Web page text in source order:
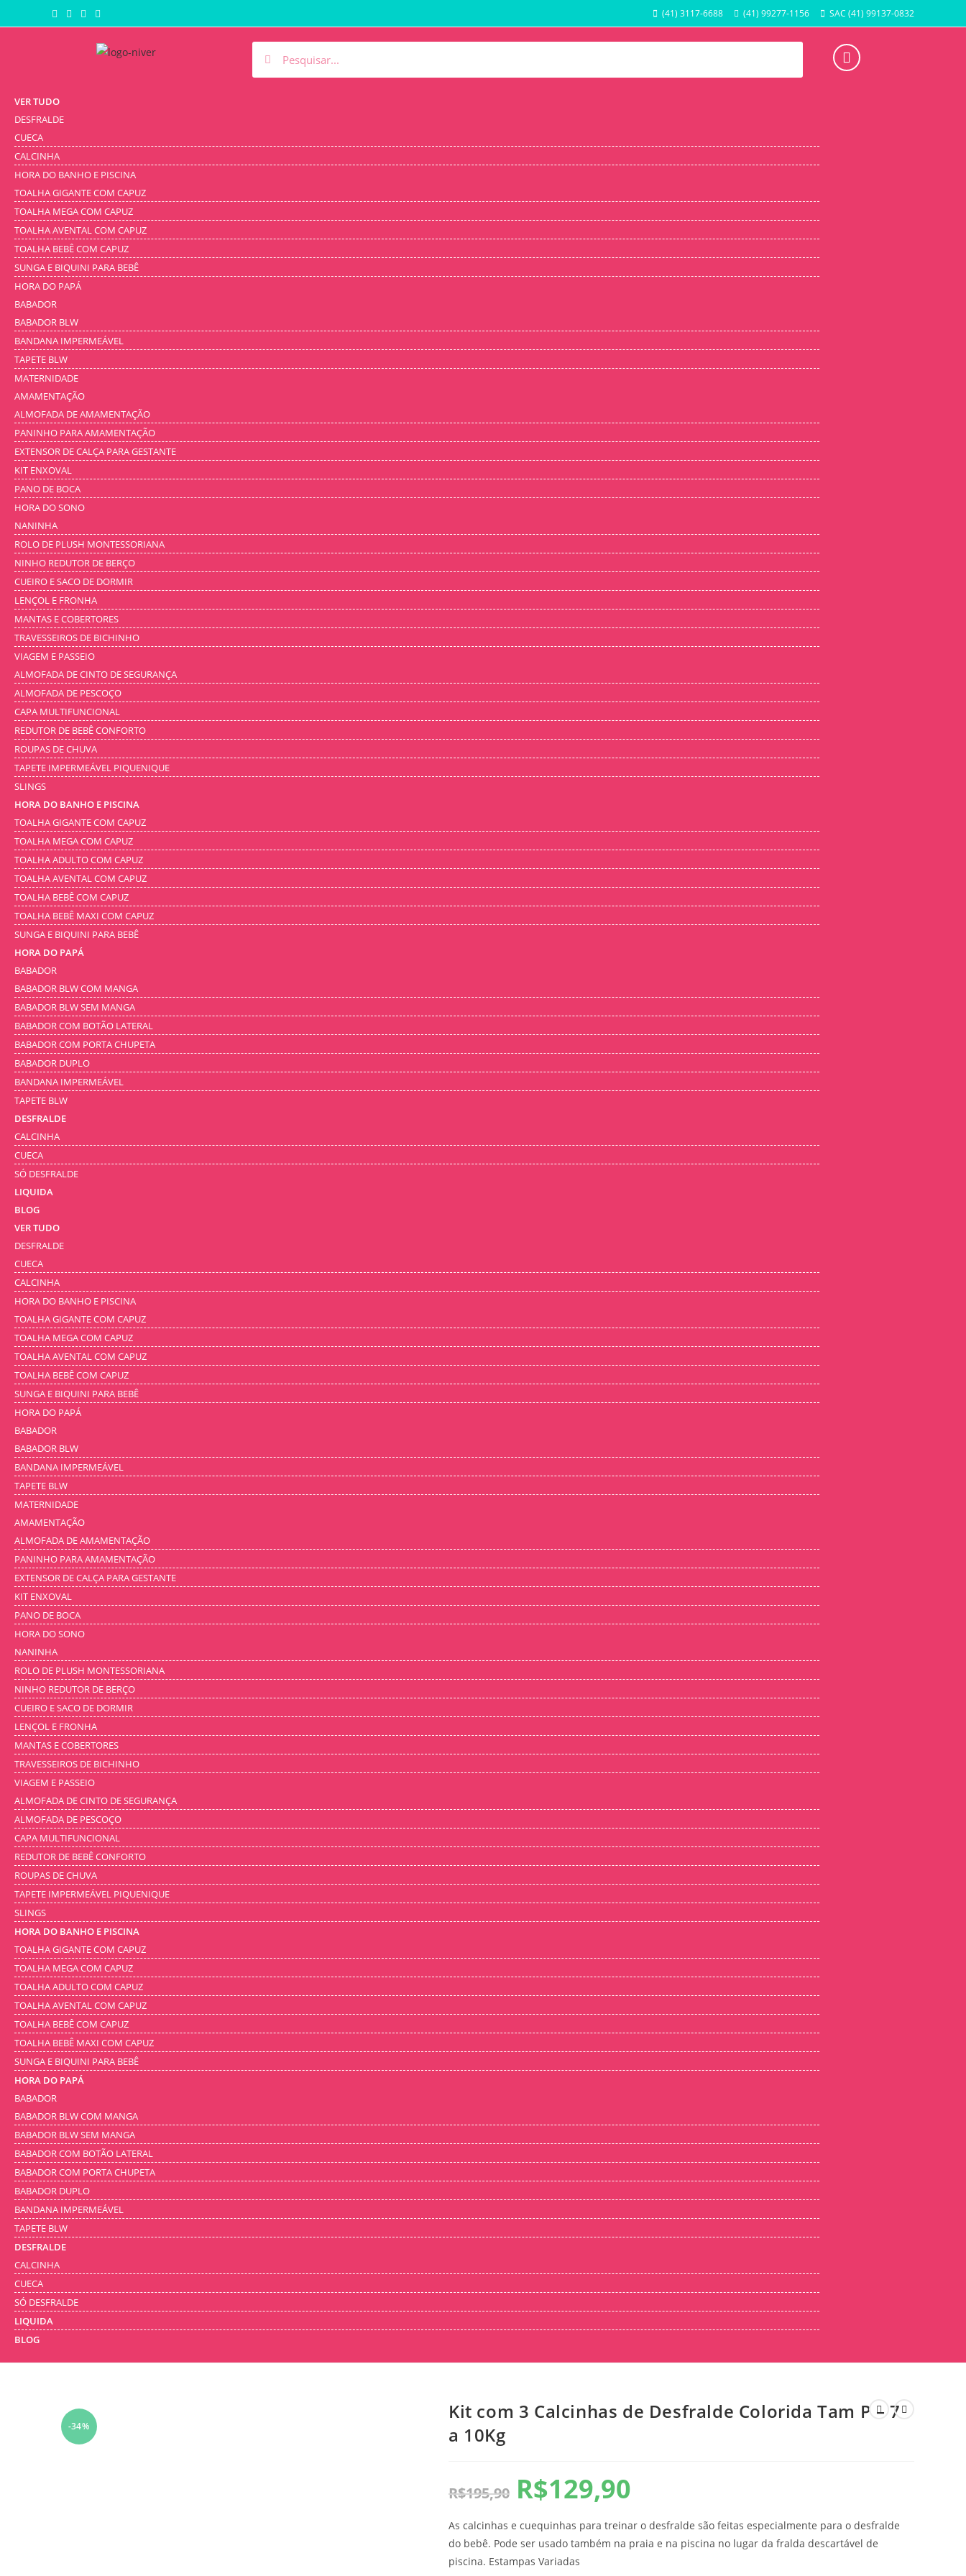
(41) 3117-6688 (41) 99277-1156 SAC (41) 99137-0832
VER TUDO
DESFRALDE
CUECA
CALCINHA
HORA DO BANHO E PISCINA
TOALHA GIGANTE COM CAPUZ
TOALHA MEGA COM CAPUZ
TOALHA AVENTAL COM CAPUZ
TOALHA BEBÊ COM CAPUZ
SUNGA E BIQUINI PARA BEBÊ
HORA DO PAPÁ
BABADOR
BABADOR BLW
BANDANA IMPERMEÁVEL
TAPETE BLW
MATERNIDADE
AMAMENTAÇÃO
ALMOFADA DE AMAMENTAÇÃO
PANINHO PARA AMAMENTAÇÃO
EXTENSOR DE CALÇA PARA GESTANTE
KIT ENXOVAL
PANO DE BOCA
HORA DO SONO
NANINHA
ROLO DE PLUSH MONTESSORIANA
NINHO REDUTOR DE BERÇO
CUEIRO E SACO DE DORMIR
LENÇOL E FRONHA
MANTAS E COBERTORES
TRAVESSEIROS DE BICHINHO
VIAGEM E PASSEIO
ALMOFADA DE CINTO DE SEGURANÇA
ALMOFADA DE PESCOÇO
CAPA MULTIFUNCIONAL
REDUTOR DE BEBÊ CONFORTO
ROUPAS DE CHUVA
TAPETE IMPERMEÁVEL PIQUENIQUE
SLINGS
HORA DO BANHO E PISCINA
TOALHA GIGANTE COM CAPUZ
TOALHA MEGA COM CAPUZ
TOALHA ADULTO COM CAPUZ
TOALHA AVENTAL COM CAPUZ
TOALHA BEBÊ COM CAPUZ
TOALHA BEBÊ MAXI COM CAPUZ
SUNGA E BIQUINI PARA BEBÊ
HORA DO PAPÁ
BABADOR
BABADOR BLW COM MANGA
BABADOR BLW SEM MANGA
BABADOR COM BOTÃO LATERAL
BABADOR COM PORTA CHUPETA
BABADOR DUPLO
BANDANA IMPERMEÁVEL
TAPETE BLW
DESFRALDE
CALCINHA
CUECA
SÓ DESFRALDE
LIQUIDA
BLOG
VER TUDO
DESFRALDE
CUECA
CALCINHA
HORA DO BANHO E PISCINA
TOALHA GIGANTE COM CAPUZ
TOALHA MEGA COM CAPUZ
TOALHA AVENTAL COM CAPUZ
TOALHA BEBÊ COM CAPUZ
SUNGA E BIQUINI PARA BEBÊ
HORA DO PAPÁ
BABADOR
BABADOR BLW
BANDANA IMPERMEÁVEL
TAPETE BLW
MATERNIDADE
AMAMENTAÇÃO
ALMOFADA DE AMAMENTAÇÃO
PANINHO PARA AMAMENTAÇÃO
EXTENSOR DE CALÇA PARA GESTANTE
KIT ENXOVAL
PANO DE BOCA
HORA DO SONO
NANINHA
ROLO DE PLUSH MONTESSORIANA
NINHO REDUTOR DE BERÇO
CUEIRO E SACO DE DORMIR
LENÇOL E FRONHA
MANTAS E COBERTORES
TRAVESSEIROS DE BICHINHO
VIAGEM E PASSEIO
ALMOFADA DE CINTO DE SEGURANÇA
ALMOFADA DE PESCOÇO
CAPA MULTIFUNCIONAL
REDUTOR DE BEBÊ CONFORTO
ROUPAS DE CHUVA
TAPETE IMPERMEÁVEL PIQUENIQUE
SLINGS
HORA DO BANHO E PISCINA
TOALHA GIGANTE COM CAPUZ
TOALHA MEGA COM CAPUZ
TOALHA ADULTO COM CAPUZ
TOALHA AVENTAL COM CAPUZ
TOALHA BEBÊ COM CAPUZ
TOALHA BEBÊ MAXI COM CAPUZ
SUNGA E BIQUINI PARA BEBÊ
HORA DO PAPÁ
BABADOR
BABADOR BLW COM MANGA
BABADOR BLW SEM MANGA
BABADOR COM BOTÃO LATERAL
BABADOR COM PORTA CHUPETA
BABADOR DUPLO
BANDANA IMPERMEÁVEL
TAPETE BLW
DESFRALDE
CALCINHA
CUECA
SÓ DESFRALDE
LIQUIDA
BLOG
-34%
Kit com 3 Calcinhas de Desfralde Colorida Tam P – 7
a 10Kg
R$195,90 R$129,90
As calcinhas e cuequinhas para treinar o desfralde são feitas especialmente para o desfralde
do bebê. Pode ser usado também na praia e na piscina no lugar da fralda descartável de
piscina. Estampas Variadas